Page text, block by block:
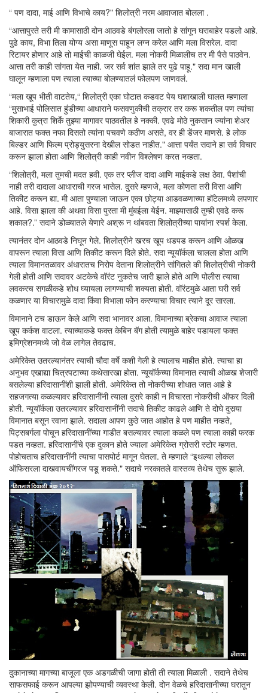
“ पण दादा, माई आणि विभाचे काय?" शिलोत्री नरम आवाजात बोलला .
“आत्तापुरते तरी मी कामासाठी दोन आठवडे बंगलोरला जातो हे सांगून घराबाहेर पडलो आहे.
पुढे काय, विभा तिला योग्य असा माणूस पाहून लग्न करेल आणि मला विसरेल. दादा
रिटायर होणार आहे तो माईची काळजी घेईल. मला नोकरी मिळालीच तर मी पैसे पाठवेन.
आत्ता तरी काही सांगता येत नाही. जर सर्व शांत झाले तर पुढे पाहू." सदा मान खाली
घालून म्हणाला पण त्याला त्याच्या बोलण्यातलं फोलपण जाणवलं.
“मला खूप भीती वाटतेय,“ शिलोत्री एका घोटात कडवट पेय घशाखाली घालत म्हणाला
“मुसाभाई पोलिसात हुंडीच्या आधाराने फसवणुकीची तक्रार तर करू शकतील पण त्यांचा
शिकारी कुत्रा शिर्के तुझ्या मागावर पाठवतील हे नक्की. एवढे मोठे नुकसान ज्यांना शेअर
बाजारात फक्त नफा दिसतो त्यांना पचवणे कठीण असते, वर ही डेंजर माणसे. हे लोक
बिल्डर आणि फिल्म प्रोड्युसरना देखील सोडत नाहीत." आत्ता पर्यंत सदाने हा सर्व विचार
करून झाला होता आणि शिलोत्री काही नवीन विश्लेषण करत नव्हता.
“शिलोत्री, मला तुमची मदत हवी. एक तर प्लीज दादा आणि माईकडे लक्ष ठेवा. पैशांची
नाही तरी दादाला आधाराची गरज भासेल. दुसरे म्हणजे, मला कोणता तरी विसा आणि
तिकीट करून द्या. मी आता पुण्याला जाऊन एका छोट्या आडवळणाच्या हॉटेलमध्ये लपणार
आहे. विसा झाला की अथवा विसा पुरता मी मुंबईला येईन. माझ्यासाठी तुम्ही एवढे करू
शकाल?.” सदाने डोळ्यातले येणारे अश्रू न थांबवता शिलोत्रीच्या पायांना स्पर्श केला.
त्यानंतर दोन आठवडे निघून गेले. शिलोत्रीने खरच खूप धडपड करून आणि ओळख
वापरून त्याला विसा आणि तिकीट करून दिले होते. सदा न्यूयॉर्कला चालला होता आणि
त्याला विमानतळावर अंधारातच निरोप देताना शिलोत्रीने सांगितले की शिलोत्रीची नोकरी
गेली होती आणि सदावर अटकेचे वॉरंट नुकतेच जारी झाले होते आणि पोलीस त्याचा
लवकरच सगळीकडे शोध घ्यायला लागण्याची शक्यता होती. वॉरंटमुळे आता घरी सर्व
कळणार या विचारामुळे दादा किंवा विभाला फोन करण्याचा विचार त्याने दूर सारला.
विमानाने टच डाऊन केले आणि सदा भानावर आला. विमानाच्या ब्रेकचा आवाज त्याला
खूप कर्कश वाटला. त्याच्याकडे फक्त केबिन बॅग होती त्यामुळे बाहेर पडायला फक्त
इमिग्रेशनमध्ये जो वेळ लागेल तेवढाच.
अमेरिकेत उतरल्यानंतर त्याची चौदा वर्षे कशी गेली हे त्यालाच माहीत होते. त्याचा हा
अनुभव एखाद्या चित्रपटाच्या कथेसारखा होता. न्यूयॉर्कच्या विमानात त्याची ओळख शेजारी
बसलेल्या हरिदासानींशी झाली होती. अमेरिकेत तो नोकरीच्या शोधात जात आहे हे
सहजगत्या कळल्यावर हरिदासानींनी त्याला दुसरे काही न विचारता नोकरीची ऑफर दिली
होती. न्यूयॉर्कला उतरल्यावर हरिदासानींनी सदाचे तिकीट काढले आणि ते दोघे दुसर्‍या
विमानात बसून रवाना झाले. सदाला आपण कुठे जात आहोत हे पण माहीत नव्हते,
पिट्सबर्गला पोचून हरिदासानींच्या गाडीत बसल्यावर त्याला कळले पण त्याला काही फरक
पडत नव्हता. हरिदासानींचे एक दुकान होते ज्याला अमेरिकेत ग्रोसरी स्टोर म्हणत.
पोहोचताच हरिदासानींनी त्याचा पासपोर्ट मागून घेतला. ते म्हणाले “इथल्या लोकल
ऑफिसरला दाखवायचींगरज पडू शकते." सदाचे नरकातले वास्तव्य तेथेच सुरू झाले.
दुकानाच्या मागच्या बाजूला एक अडगळीची जागा होती ती त्याला मिळाली . सदाने तेथेच
साफसफाई करून आपल्या झोपण्याची व्यवस्था केली. दोन वेळचे हरिदासानीच्या घरातून